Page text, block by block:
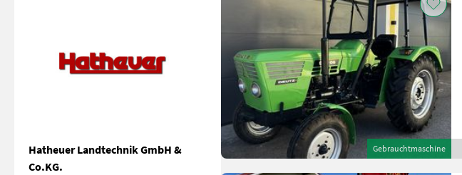
Hatheuer Landtechnik GmbH &
Co.KG.
Gebrauchtmaschine